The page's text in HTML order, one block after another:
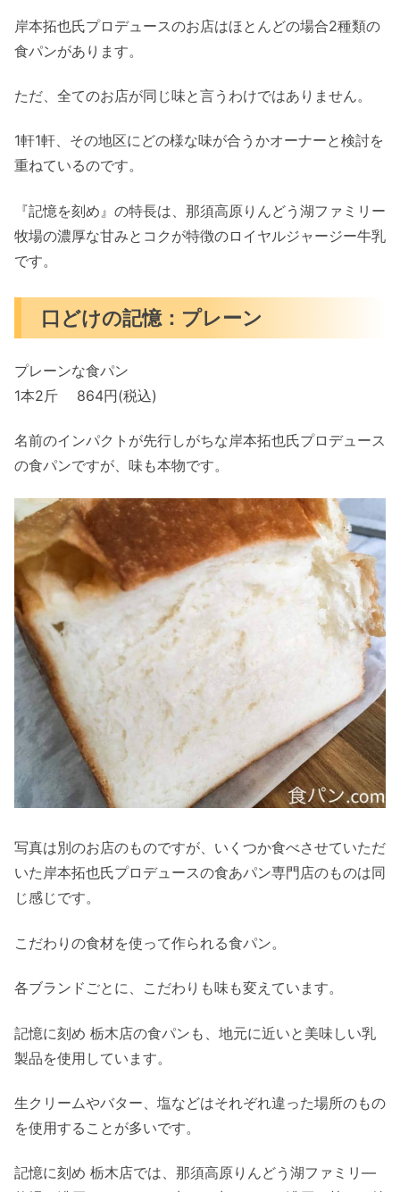
岸本拓也氏プロデュースのお店はほとんどの場合2種類の
食パンがあります。
ただ、全てのお店が同じ味と言うわけではありません。
1軒1軒、その地区にどの様な味が合うかオーナーと検討を
重ねているのです。
『記憶を刻め』の特長は、那須高原りんどう湖ファミリー
牧場の濃厚な甘みとコクが特徴のロイヤルジャージー牛乳
です。
口どけの記憶：プレーン
プレーンな食パン
1本2斤 864円(税込)
名前のインパクトが先行しがちな岸本拓也氏プロデュース
の食パンですが、味も本物です。
写真は別のお店のものですが、いくつか食べさせていただ
いた岸本拓也氏プロデュースの食あパン専門店のものは同
じ感じです。
こだわりの食材を使って作られる食パン。
各ブランドごとに、こだわりも味も変えています。
記憶に刻め 栃木店の食パンも、地元に近いと美味しい乳
製品を使用しています。
生クリームやバター、塩などはそれぞれ違った場所のもの
を使用することが多いです。
記憶に刻め 栃木店では、那須高原りんどう湖ファミリ―